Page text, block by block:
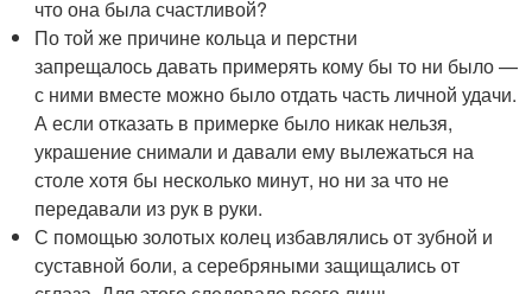
что она была счастливой?
По той же причине кольца и перстни
запрещалось давать примерять кому бы то ни было —
с ними вместе можно было отдать часть личной удачи.
А если отказать в примерке было никак нельзя,
украшение снимали и давали ему вылежаться на
столе хотя бы несколько минут, но ни за что не
передавали из рук в руки.
С помощью золотых колец избавлялись от зубной и
суставной боли, а серебряными защищались от